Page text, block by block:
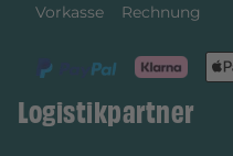
Vorkasse Rechnung
Logistikpartner